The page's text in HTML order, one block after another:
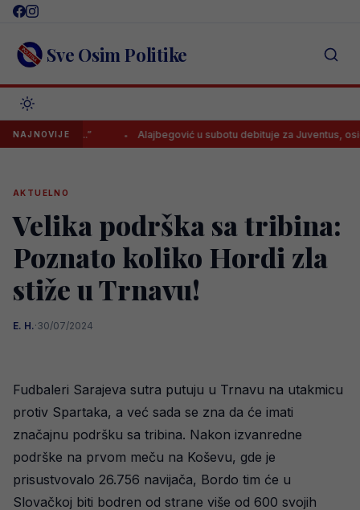
Skip
content Sve Osim Politike
NAJNOVIJE
ali..” Alajbegović u subotu debituje za Juventus, osiguran
AKTUELNO
Velika podrška sa tribina:
Poznato koliko Hordi zla
stiže u Trnavu!
E. H.·30/07/2024
Fudbaleri Sarajeva sutra putuju u Trnavu na utakmicu
protiv Spartaka, a već sada se zna da će imati
značajnu podršku sa tribina. Nakon izvanredne
podrške na prvom meču na Koševu, gde je
prisustvovalo 26.756 navijača, Bordo tim će u
Slovačkoj biti bodren od strane više od 600 svojih